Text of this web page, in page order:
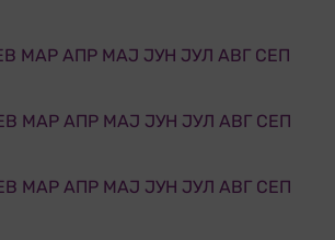
МАР АПР МАЈ ЈУН ЈУЛ АВГ СЕП
МАР АПР МАЈ ЈУН ЈУЛ АВГ СЕП
МАР АПР МАЈ ЈУН ЈУЛ АВГ СЕП